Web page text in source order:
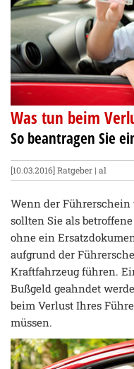
Was tun beim
So beantragen Sie
[10.03.2016]Ratgeber | al
Wenn der
sollten Sie als
ohne ein
aufgrund der
Kraftfahrzeug führen.
Bußgeld geahndet
beim Verlust Ihres
müssen.